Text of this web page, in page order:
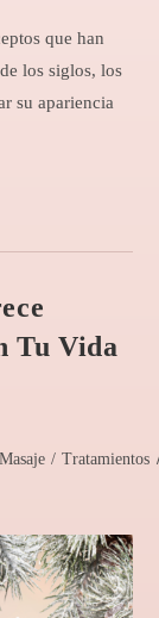
que han
los siglos, los
su apariencia
Tu Vida
Masaje / Tratamientos